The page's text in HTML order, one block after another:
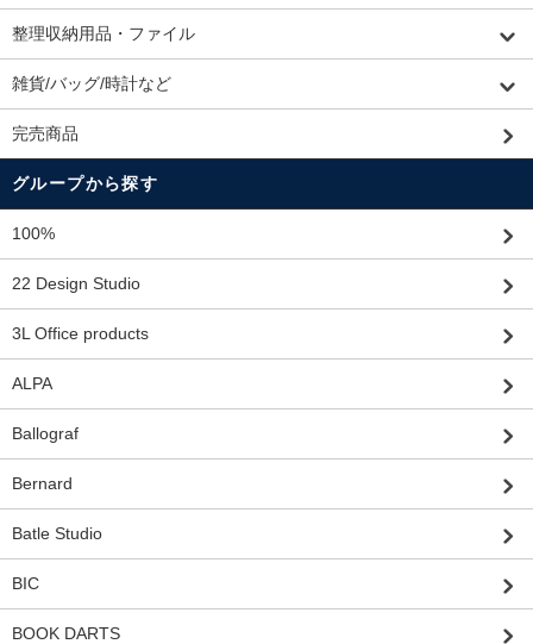
整理収納用品・ファイル
雑貨/バッグ/時計など
完売商品
グループから探す
100%
22 Design Studio
3L Office products
ALPA
Ballograf
Bernard
Batle Studio
BIC
BOOK DARTS